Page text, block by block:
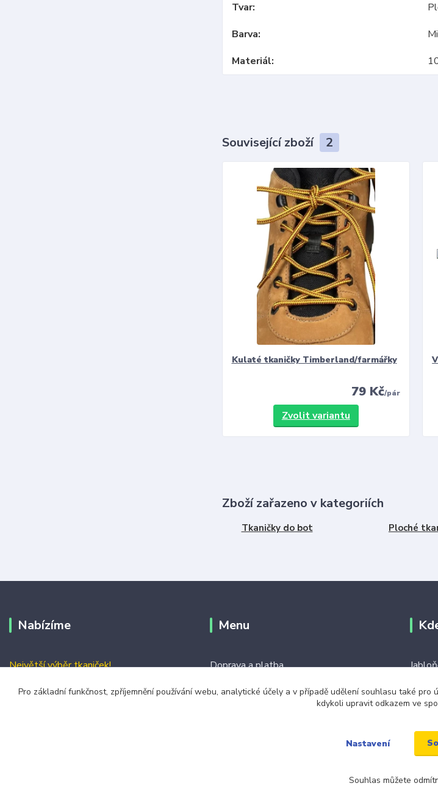
Tvar
Barva
Materiál
Související zboží 2
Kulaté tkaničky Timberland/farmářky
79 Kč/pár
Zvolit variantu
Zboží zařazeno v kategoriích
Tkaničky do bot Ploché
Nabízíme
Největší výběr tkaniček!
Nejrychlejší doručení
Menu
Doprava a platba
Jak vybrat délku tkaniček
(na
Pro základní funkčnost, zpříjemnění používání webu, analytické účely a v případě udělení souhlasu také
kdykoli upravit odkazem ve
Nastavení
Souhlas můžete